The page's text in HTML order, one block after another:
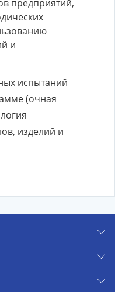
предприятий,
и
испытаний
(очная
изделий и